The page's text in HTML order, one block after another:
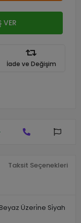
VER
İade ve Değişim
Taksit Seçenekleri
Üzeri̇ne Si̇yah